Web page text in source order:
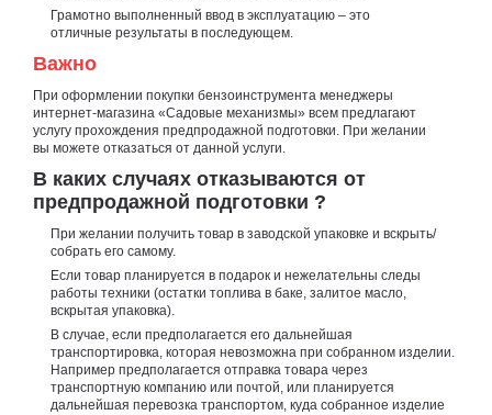
Грамотно выполненный ввод в эксплуатацию – это
отличные результаты в последующем.
Важно
При оформлении покупки бензоинструмента менеджеры
интернет-магазина «Садовые механизмы» всем предлагают
услугу прохождения предпродажной подготовки. При желании
вы можете отказаться от данной услуги.
В каких случаях отказываются от
предпродажной подготовки ?
При желании получить товар в заводской упаковке и вскрыть/
собрать его самому.
Если товар планируется в подарок и нежелательны следы
работы техники (остатки топлива в баке, залитое масло,
вскрытая упаковка).
В случае, если предполагается его дальнейшая
транспортировка, которая невозможна при собранном изделии.
Например предполагается отправка товара через
транспортную компанию или почтой, или планируется
дальнейшая перевозка транспортом, куда собранное изделие